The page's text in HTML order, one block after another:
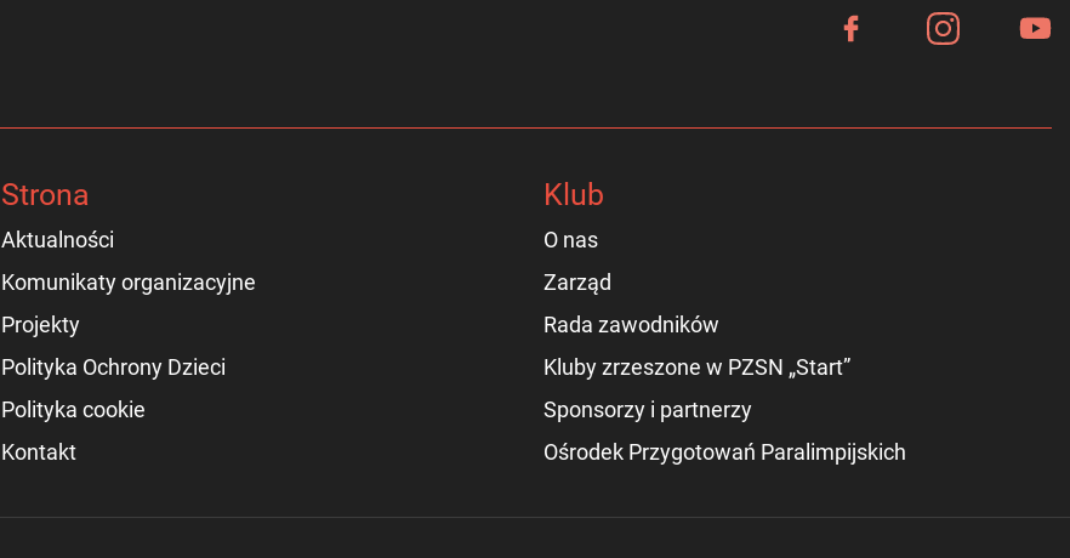
Strona
Aktualności
Komunikaty organizacyjne
Projekty
Polityka Ochrony Dzieci
Polityka cookie
Kontakt
Klub
O nas
Zarząd
Rada zawodników
Kluby zrzeszone w PZSN „Start”
Sponsorzy i partnerzy
Ośrodek Przygotowań Paralimpijskich